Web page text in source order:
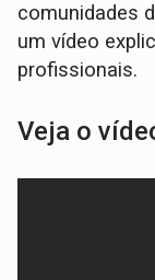
comunidades
um vídeo
profissionais.
Veja o